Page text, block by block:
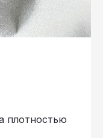
плотностью